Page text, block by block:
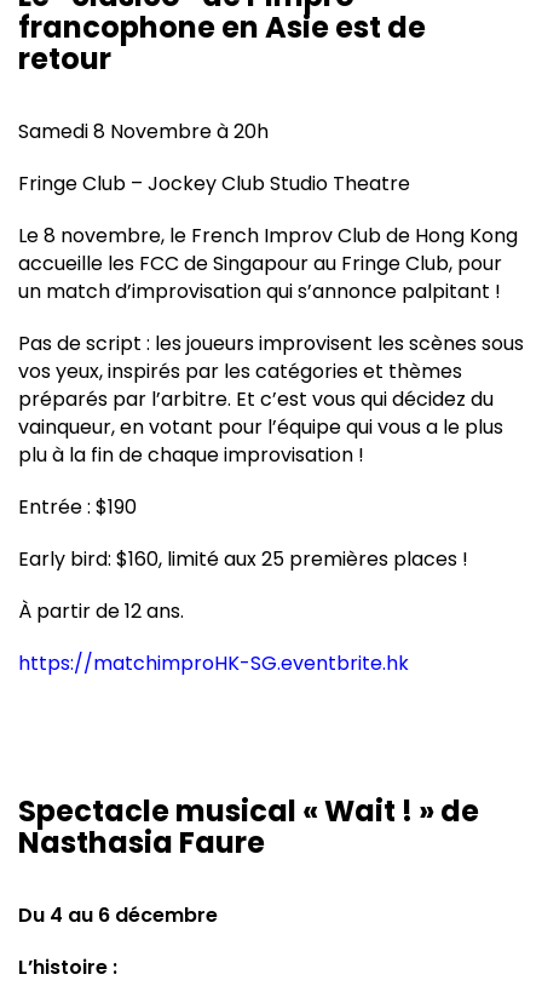
francophone en Asie est de
retour
Samedi 8 Novembre à 20h
Fringe Club – Jockey Club Studio Theatre
Le 8 novembre, le French Improv Club de Hong Kong
accueille les FCC de Singapour au Fringe Club, pour
un match d’improvisation qui s’annonce palpitant !
Pas de script : les joueurs improvisent les scènes sous
vos yeux, inspirés par les catégories et thèmes
préparés par l’arbitre. Et c’est vous qui décidez du
vainqueur, en votant pour l’équipe qui vous a le plus
plu à la fin de chaque improvisation !
Entrée : $190
Early bird: $160, limité aux 25 premières places !
À partir de 12 ans.
https://matchimproHK-SG.eventbrite.hk
Spectacle musical « Wait ! » de
Nasthasia Faure
Du 4 au 6 décembre
L’histoire :